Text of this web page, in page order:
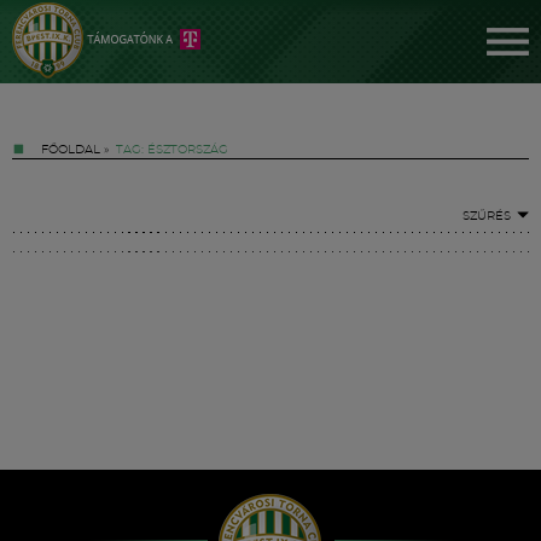
FŐOLDAL » TAG: ÉSZTORSZÁG
SZŰRÉS
Hírek